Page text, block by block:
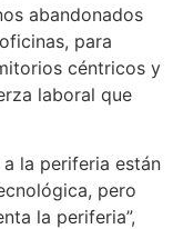
abandonados
para
céntricos y
laboral que
a la periferia están
pero
la periferia”,